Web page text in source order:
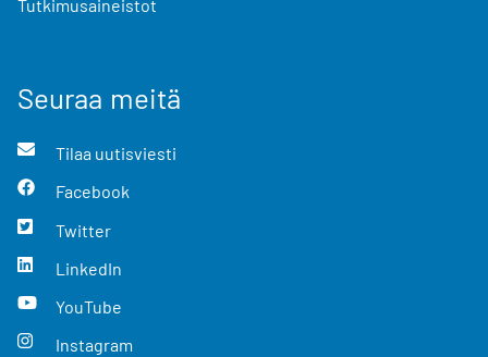
Tutkimusaineistot
Seuraa meitä
Tilaa uutisviesti
Facebook
Twitter
LinkedIn
YouTube
Instagram